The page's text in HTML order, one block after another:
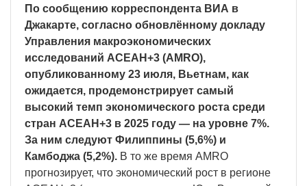
По сообщению корреспондента ВИА в
Джакарте, согласно обновлённому докладу
Управления макроэкономических
исследований АСЕАН+3 (AMRO),
опубликованному 23 июля, Вьетнам, как
ожидается, продемонстрирует самый
высокий темп экономического роста среди
стран АСЕАН+3 в 2025 году — на уровне 7%.
За ним следуют Филиппины (5,6%) и
Камбоджа (5,2%). В то же время AMRO
прогнозирует, что экономический рост в регионе